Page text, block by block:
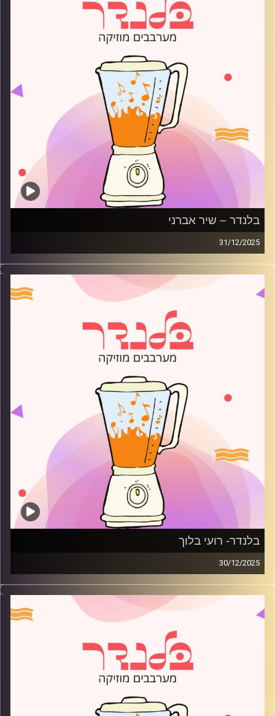
בלנדר – שיר אברני
31/12/2025
מוזיקה רגועה לפתוח איתה את הבוקר בהגשת שיר אברני
קרדיט תמונות:
AudioVersity
בלנדר- רועי בלוך
30/12/2025
מוזיקה רגועה לפתוח איתה את הבוקר בהגשת רועי בלוך
קרדיט תמונות:
AudioVersity